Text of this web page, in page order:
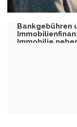
Bankgebühren
Immobilie